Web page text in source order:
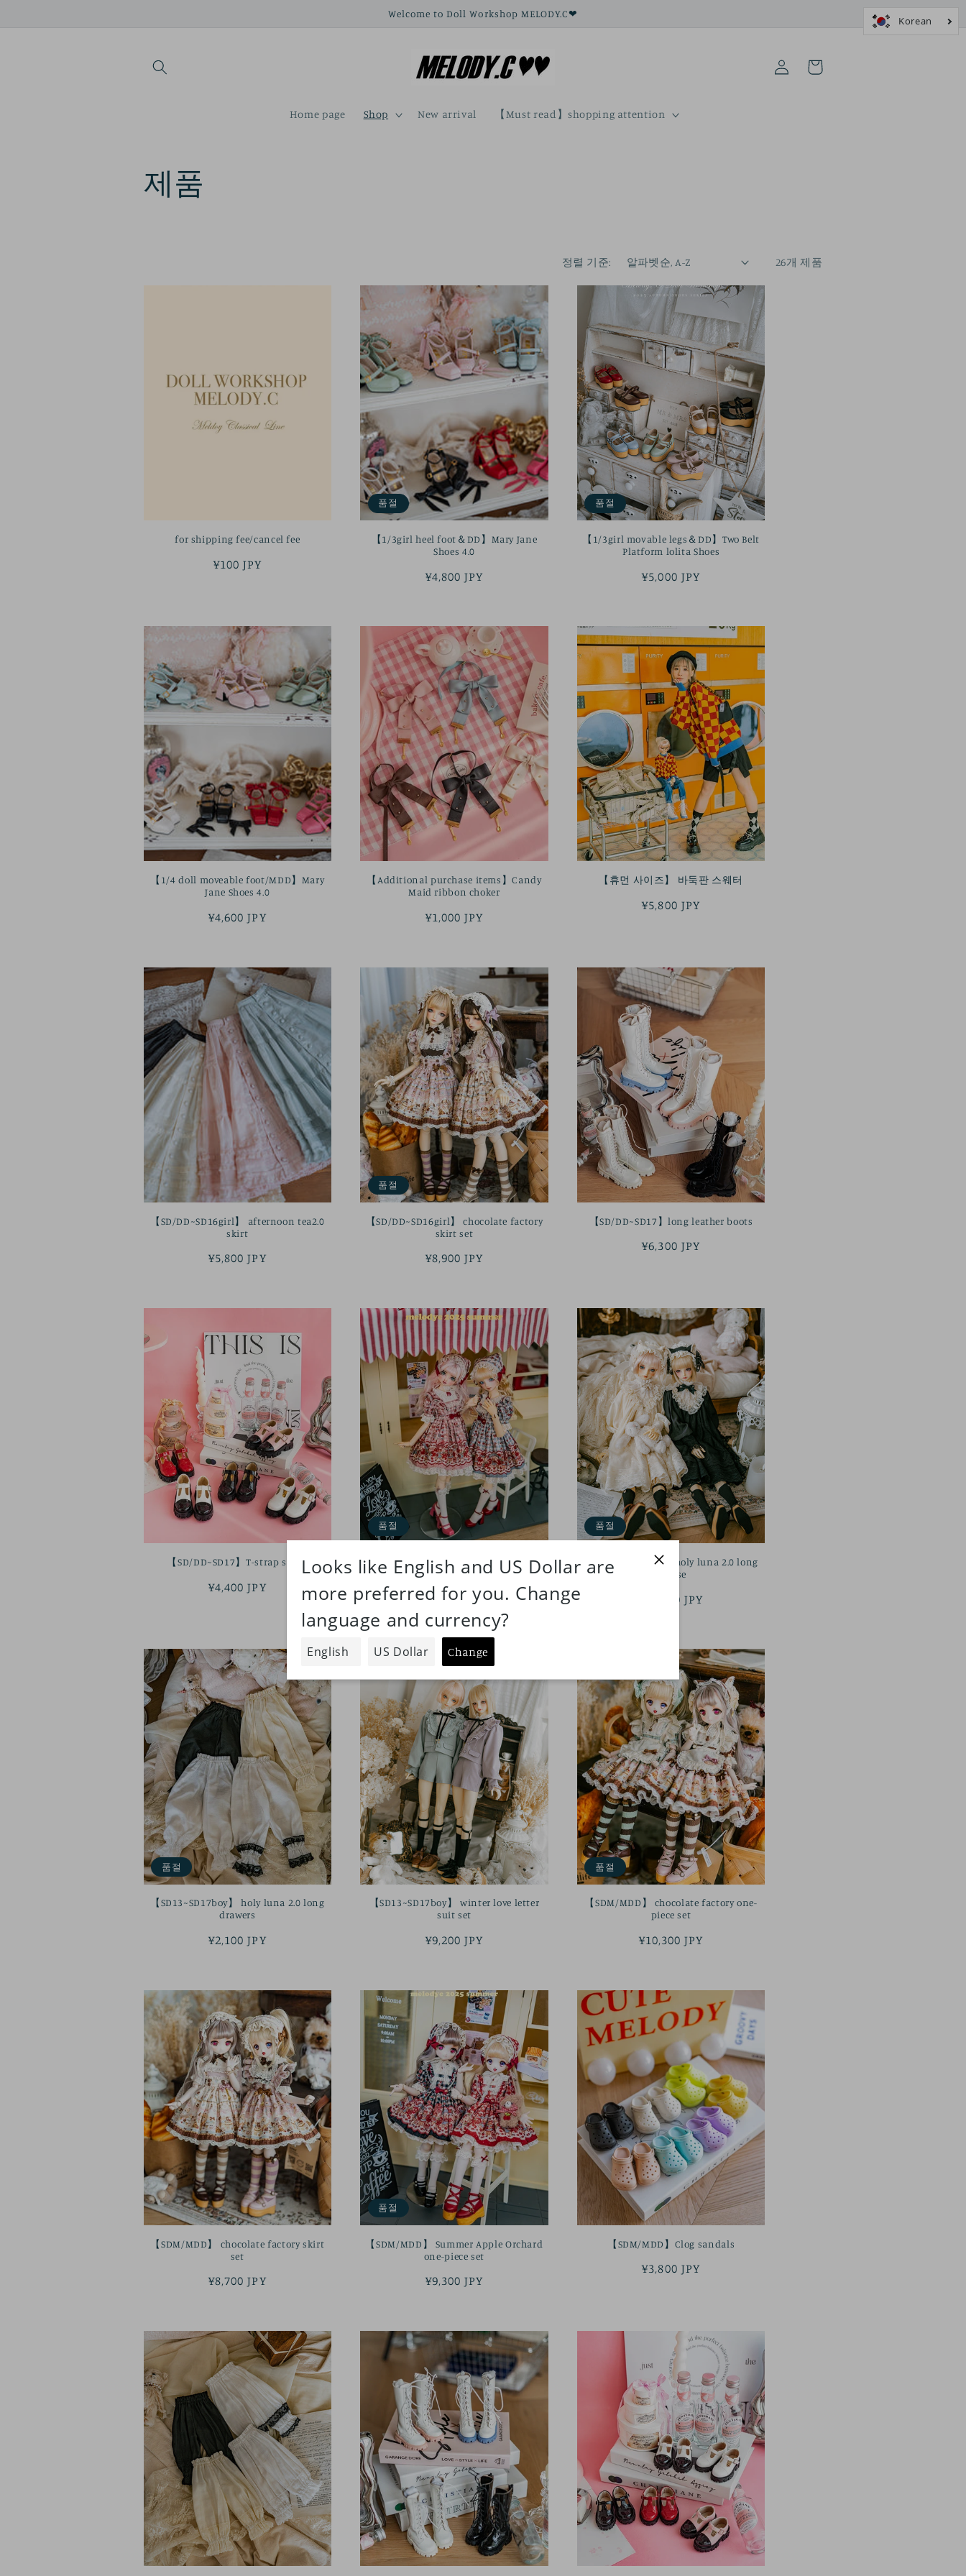
뛰기
Welcome to Doll Workshop MELODY.C❤
Home page Shop New arrival 【Must read】shopping attention
그
카
트
컬
제품
정렬 기준: 26개 제품
for shipping fee/cancel fee
정
¥100 JPY
품절
【1/3girl heel foot＆DD】Mary Jane
Shoes 4.0
정
¥4,800 JPY
품절
【1/3girl movable legs＆DD】Two Belt
Platform lolita Shoes
정
¥5,000 JPY
【1/4 doll moveable foot/MDD】Mary
Jane Shoes 4.0
정
¥4,600 JPY
【Additional purchase items】Candy
Maid ribbon choker
정
¥1,000 JPY
【휴먼 사이즈】 바둑판 스웨터
정
¥5,800 JPY
【SD/DD~SD16girl】 afternoon tea2.0
skirt
정
¥5,800 JPY
품절
【SD/DD~SD16girl】 chocolate factory
skirt set
정
¥8,900 JPY
【SD/DD~SD17】long leather boots
정
¥6,300 JPY
【SD/DD~SD17】T-strap shoes
정
¥4,400 JPY
품절
【SD13/DD/SDgr girl】 Summer Apple
Orchard one-piece set
정
가
¥9,500 JPY
품절
【SD13~SD17boy】 holy luna 2.0 long
blouse
¥10,500 JPY
품절
【SD13~SD17boy】 holy luna 2.0 long
drawers
정
¥2,100 JPY
【SD13~SD17boy】 winter love letter
suit set
정
¥9,200 JPY
품절
【SDM/MDD】 chocolate factory one-
piece set
정
¥10,300 JPY
【SDM/MDD】 chocolate factory skirt
set
정
¥8,700 JPY
품절
【SDM/MDD】 Summer Apple Orchard
one-piece set
정
¥9,300 JPY
【SDM/MDD】Clog sandals
정
¥3,800 JPY